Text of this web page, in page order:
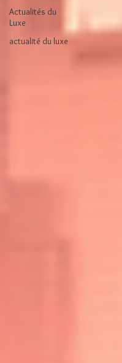
Actualités du
Luxe
actualité du luxe